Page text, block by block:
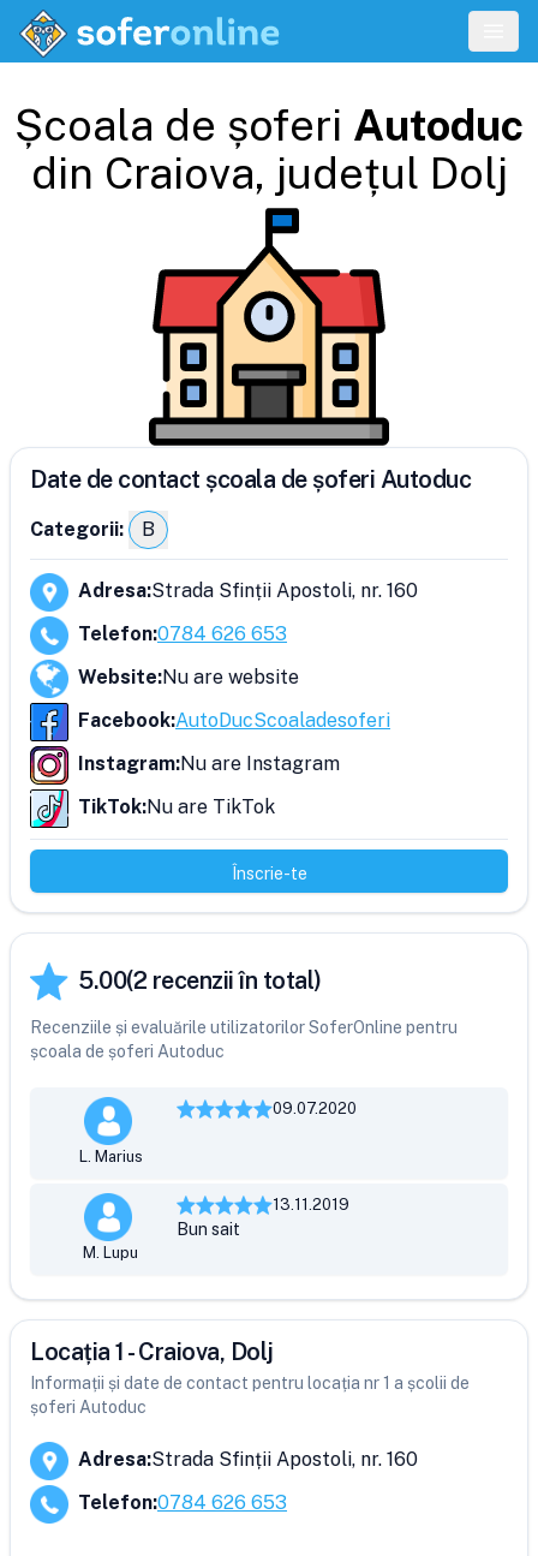
Școala de șoferi Autoduc
din Craiova, județul Dolj
Date de contact școala de șoferi Autoduc
Categorii: B
Adresa:Strada Sfinții Apostoli, nr. 160
Telefon:0784 626 653
Website:Nu are website
Facebook:AutoDucScoaladesoferi
Instagram:Nu are Instagram
TikTok:Nu are TikTok
Înscrie-te
5.00(2 recenzii în total)
Recenziile și evaluările utilizatorilor SoferOnline pentru
școala de șoferi Autoduc
L. Marius
09.07.2020
M. Lupu
13.11.2019
Bun sait
Locația 1 - Craiova, Dolj
Informații și date de contact pentru locația nr 1 a școlii de
șoferi Autoduc
Adresa:Strada Sfinții Apostoli, nr. 160
Telefon:0784 626 653